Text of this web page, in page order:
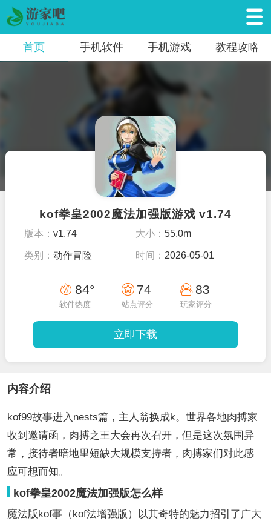
首页 手机软件 手机游戏 教程攻略
kof拳皇2002魔法加强版游戏 v1.74
版本：v1.74 大小： 55.0m
类别：动作冒险 时间： 2026-05-01
84°
软件热度
74
站点评分
83
玩家评分
立即下载
内容介绍
kof99故事进入nests篇，主人翁换成k。世界各地肉搏家
收到邀请函，肉搏之王大会再次召开，但是这次氛围异
常，接待者暗地里短缺大规模支持者，肉搏家们对此感
应可想而知。
kof拳皇2002魔法加强版怎么样
魔法版kof事（kof法增强版）以其奇特的魅力招引了广大